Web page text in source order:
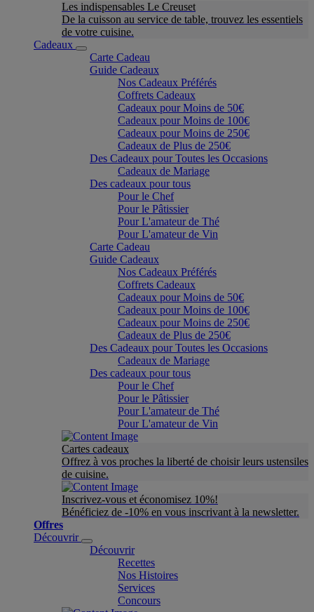
Les indispensables Le Creuset
De la cuisson au service de table, trouvez les essentiels
de votre cuisine.
Cadeaux
Carte Cadeau
Guide Cadeaux
Nos Cadeaux Préférés
Coffrets Cadeaux
Cadeaux pour Moins de 50€
Cadeaux pour Moins de 100€
Cadeaux pour Moins de 250€
Cadeaux de Plus de 250€
Des Cadeaux pour Toutes les Occasions
Cadeaux de Mariage
Des cadeaux pour tous
Pour le Chef
Pour le Pâtissier
Pour L'amateur de Thé
Pour L'amateur de Vin
Carte Cadeau
Guide Cadeaux
Nos Cadeaux Préférés
Coffrets Cadeaux
Cadeaux pour Moins de 50€
Cadeaux pour Moins de 100€
Cadeaux pour Moins de 250€
Cadeaux de Plus de 250€
Des Cadeaux pour Toutes les Occasions
Cadeaux de Mariage
Des cadeaux pour tous
Pour le Chef
Pour le Pâtissier
Pour L'amateur de Thé
Pour L'amateur de Vin
Cartes cadeaux
Offrez à vos proches la liberté de choisir leurs ustensiles
de cuisine.
Inscrivez-vous et économisez 10%!
Bénéficiez de -10% en vous inscrivant à la newsletter.
Offres
Découvrir
Découvrir
Recettes
Nos Histoires
Services
Concours